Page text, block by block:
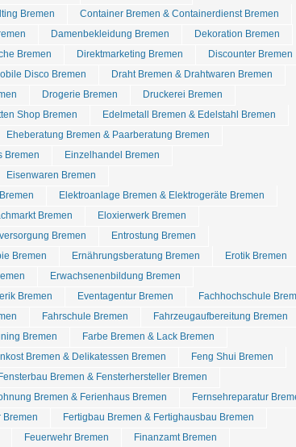
Bremen
Container Bremen & Containerdienst Bremen
Damenbekleidung Bremen
Dekoration Bremen
Bremen Direktmarketing Bremen
Discounter Bremen
Disco Bremen
Draht Bremen & Drahtwaren Bremen
Drogerie Bremen
Druckerei Bremen
Shop Bremen
Edelmetall Bremen & Edelstahl Bremen
Eheberatung Bremen & Paarberatung Bremen
Bremen
Einzelhandel Bremen
Eisenwaren Bremen
Elektroanlage Bremen & Elektrogeräte Bremen
Bremen
Eloxierwerk Bremen
Bremen
Entrostung Bremen
Bremen Ernährungsberatung Bremen
Erotik Bremen
Erwachsenenbildung Bremen
Bremen Eventagentur Bremen
Fachhochschule
Fahrschule Bremen
Fahrzeugaufbereitung Bremen
Bremen
Farbe Bremen & Lack Bremen
Bremen & Delikatessen Bremen
Feng Shui Bremen
Fensterbau Bremen & Fensterhersteller Bremen
Bremen & Ferienhaus Bremen
Fernsehreparatur
Bremen
Fertigbau Bremen & Fertighausbau Bremen
Feuerwehr Bremen
Finanzamt Bremen